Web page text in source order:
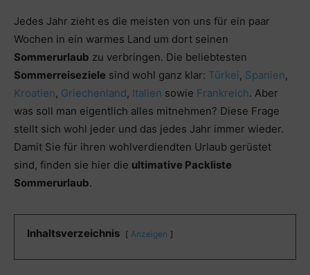
Jedes Jahr zieht es die meisten von uns für ein paar
Wochen in ein warmes Land um dort seinen
Sommerurlaub zu verbringen. Die beliebtesten
Sommerreiseziele sind wohl ganz klar: Türkei, Spanien,
Kroatien, Griechenland, Italien sowie Frankreich. Aber
was soll man eigentlich alles mitnehmen? Diese Frage
stellt sich wohl jeder und das jedes Jahr immer wieder.
Damit Sie für ihren wohlverdiendten Urlaub gerüstet
sind, finden sie hier die ultimative Packliste
Sommerurlaub.
Inhaltsverzeichnis Anzeigen